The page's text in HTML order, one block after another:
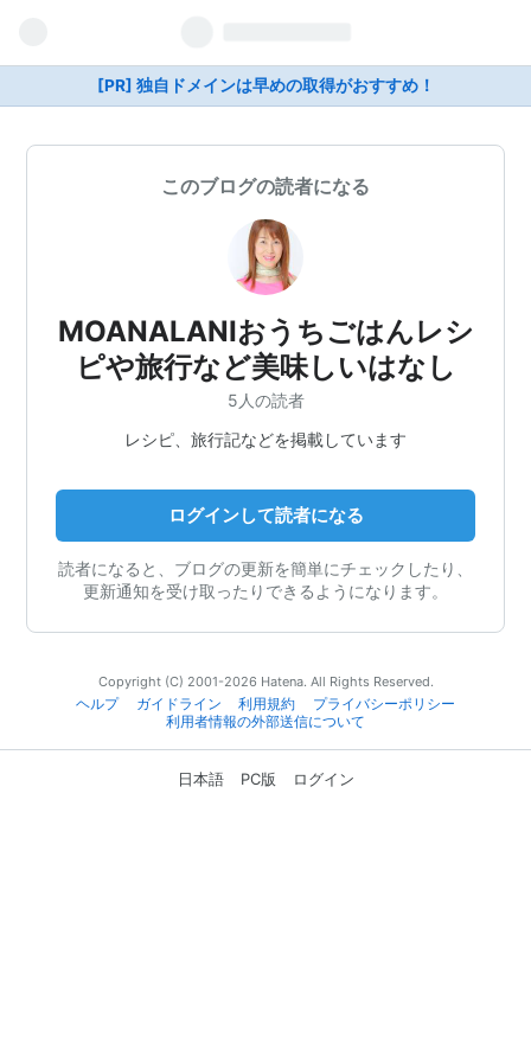
[PR] 独自ドメインは早めの取得がおすすめ！
このブログの読者になる
MOANALANIおうちごはんレシ
ピや旅行など美味しいはなし
5人の読者
レシピ、旅行記などを掲載しています
ログインして読者になる
読者になると、ブログの更新を簡単にチェックしたり、
更新通知を受け取ったりできるようになります。
Copyright (C) 2001-2026 Hatena. All Rights Reserved.
ヘルプ
ガイドライン 利用規約
プライバシーポリシー
利用者情報の外部送信について
日本語 PC版 ログイン